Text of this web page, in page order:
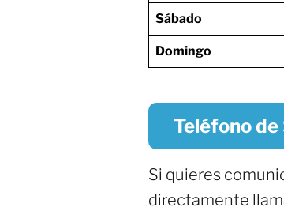
Sábado
Domingo
Teléfono
Si quieres
directamente